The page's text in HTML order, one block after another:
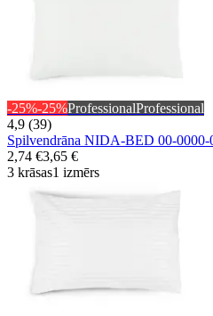
-25%-25%ProfessionalProfessional
4,9 (39)
Spilvendrāna NIDA-BED 00-
2,74 €3,65 €
3 krāsas1 izmērs